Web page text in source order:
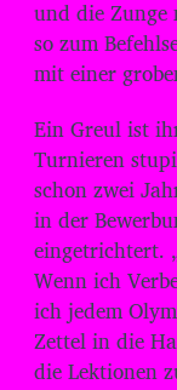
und die Zunge
so zum
mit einer
Ein Greul ist
Turnieren
schon zwei
in der
eingetrichtert.
Wenn ich
ich jedem
Zettel in die
die Lektionen